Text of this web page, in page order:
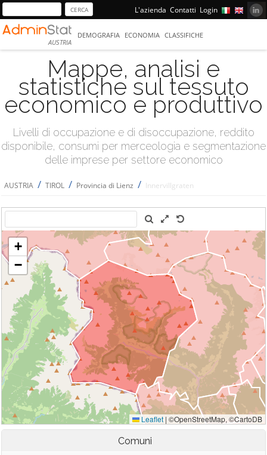
L'azienda Contatti Login
AUSTRIA
DEMOGRAFIA ECONOMIA CLASSIFICHE
Mappe, analisi e
statistiche sul tessuto
economico e produttivo
Livelli di occupazione e di disoccupazione, reddito
disponibile, consumi per merceologia e segmentazione
delle imprese per settore economico
AUSTRIA / TIROL / Provincia di Lienz / Innervillgraten
Comuni